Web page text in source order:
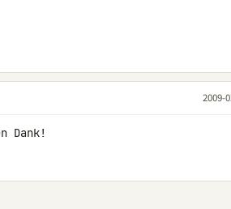
2009-
Dank!